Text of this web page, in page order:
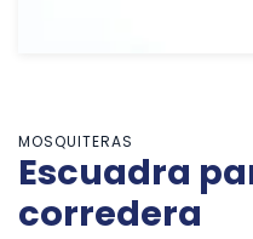
MOSQUITERAS
Escuadra
corredera